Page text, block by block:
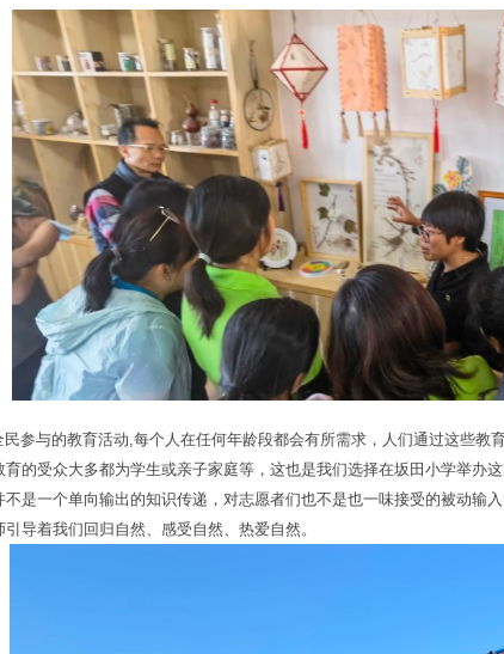
民参与的教育活动,每个人在任何年龄段都会有所需求，人们通过这些
育的受众大多都为学生或亲子家庭等，这也是我们选择在坂田小学举办
不是一个单向输出的知识传递，对志愿者们也不是也一味接受的被动输
导着我们回归自然、感受自然、热爱自然。